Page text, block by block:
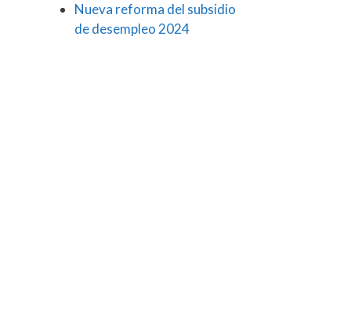
Nueva reforma del subsidio
de desempleo 2024